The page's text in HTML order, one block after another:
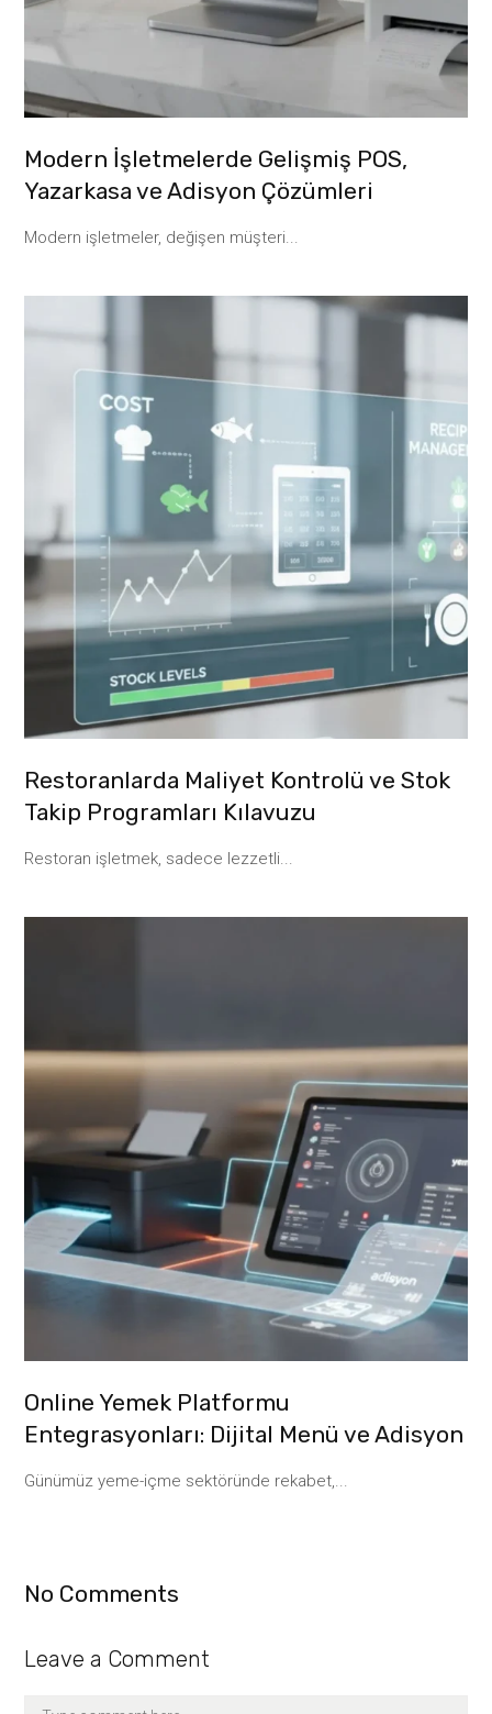
Modern İşletmelerde Gelişmiş POS,
Yazarkasa ve Adisyon Çözümleri
Modern işletmeler, değişen müşteri...
Restoranlarda Maliyet Kontrolü ve Stok
Takip Programları Kılavuzu
Restoran işletmek, sadece lezzetli...
Online Yemek Platformu
Entegrasyonları: Dijital Menü ve Adisyon
Günümüz yeme-içme sektöründe rekabet,...
No Comments
Leave a Comment